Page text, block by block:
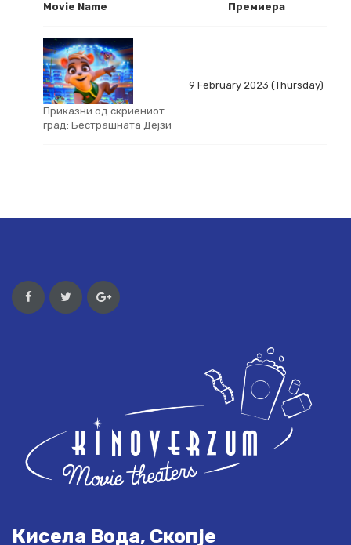
Movie Name Премиера
Приказни од скриениот
град: Бестрашната Дејзи
9 February 2023 (Thursday)
Кисела Вода, Скопје